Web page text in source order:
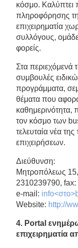
κόσμο. Καλύπτει
πληροφόρησης
επιχειρηματία
συλλόγους,
φορείς.
Στα περιεχόμενά
συμβουλές
προγράμματα,
θέματα που
καθημερινότητα,
τον κόσμο των
τελευταία νέα
επιχειρήσεων.
Διεύθυνση:
Μητροπόλεως
2310239790,
e-mail:
Website: http://
4. Portal
επιχειρηματία